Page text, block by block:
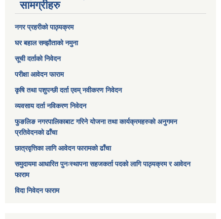
सामग्रीहरु
नगर प्रहरीको पाठ्यक्रम
घर बहाल सम्झौताको नमुना
सूची दर्ताको निवेदन
परीक्षा आवेदन फाराम
कृषि तथा पशुपन्छी दर्ता एवम् नवीकरण निवेदन
व्यवसाय दर्ता नविकरण निवेदन
फुङलिङ नगरपालिकाबाट गरिने योजना तथा कार्यक्रमहरुको अनुगमन
प्रतिवेदनको ढाँचा
छात्रवृत्तिका लागि आवेदन फारामको ढाँचा
समुदायमा आधारित पुनःस्थापना सहजकर्ता पदको लागि पाठ्यक्रम र आवेदन
फाराम
विदा निवेदन फाराम